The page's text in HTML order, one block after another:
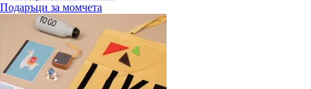
Подаръци за момчета